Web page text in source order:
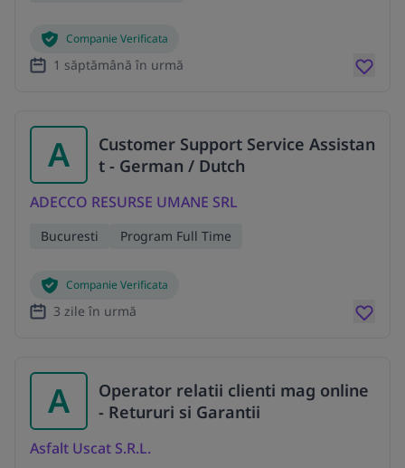
Companie Verificata
1 săptămână în urmă
A
Customer Support Service Assistan
t - German / Dutch
ADECCO RESURSE UMANE SRL
Bucuresti Program Full Time
Companie Verificata
3 zile în urmă
A
Operator relatii clienti mag online
- Retururi si Garantii
Asfalt Uscat S.R.L.